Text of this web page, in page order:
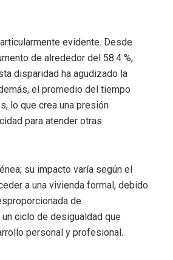
evidente. Desde
de alrededor del 58.4 %,
disparidad ha agudizado la
el promedio del tiempo
lo que crea una presión
para atender otras
su impacto varía según el
a una vivienda formal, debido
de
ciclo de desigualdad que
personal y profesional.